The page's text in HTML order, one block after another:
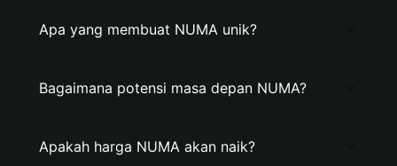
Apa yang membuat NUMA unik?
Bagaimana potensi masa depan NUMA?
Apakah harga NUMA akan naik?